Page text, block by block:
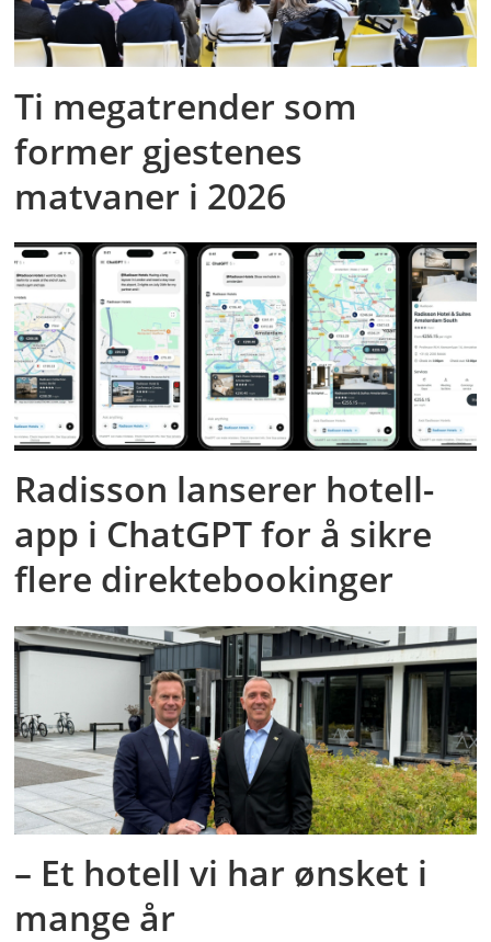
Ti megatrender som
former gjestenes
matvaner i 2026
Radisson lanserer hotell-
app i ChatGPT for å sikre
flere direktebookinger
– Et hotell vi har ønsket i
mange år